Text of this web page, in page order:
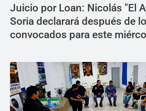
Juicio por Loan: Nicolás "El
Soria declarará después de
convocados para este